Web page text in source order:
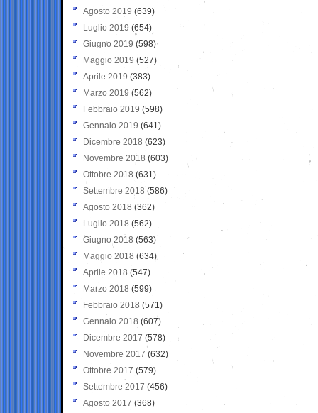
Agosto 2019 (639)
Luglio 2019 (654)
Giugno 2019 (598)
Maggio 2019 (527)
Aprile 2019 (383)
Marzo 2019 (562)
Febbraio 2019 (598)
Gennaio 2019 (641)
Dicembre 2018 (623)
Novembre 2018 (603)
Ottobre 2018 (631)
Settembre 2018 (586)
Agosto 2018 (362)
Luglio 2018 (562)
Giugno 2018 (563)
Maggio 2018 (634)
Aprile 2018 (547)
Marzo 2018 (599)
Febbraio 2018 (571)
Gennaio 2018 (607)
Dicembre 2017 (578)
Novembre 2017 (632)
Ottobre 2017 (579)
Settembre 2017 (456)
Agosto 2017 (368)